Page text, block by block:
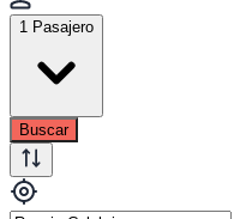
1 Pasajero
Buscar